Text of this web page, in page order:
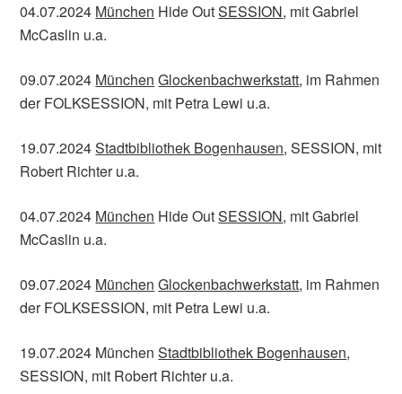
04.07.2024 München Hide OutSESSION, mit Gabriel
McCaslin u.a.
09.07.2024 München Glockenbachwerkstatt, im Rahmen
der FOLKSESSION, mit Petra Lewi u.a.
19.07.2024Stadtbibliothek Bogenhausen, SESSION, mit
Robert Richter u.a.
04.07.2024 München Hide OutSESSION, mit Gabriel
McCaslin u.a.
09.07.2024 München Glockenbachwerkstatt, im Rahmen
der FOLKSESSION, mit Petra Lewi u.a.
19.07.2024 MünchenStadtbibliothek Bogenhausen,
SESSION, mit Robert Richter u.a.